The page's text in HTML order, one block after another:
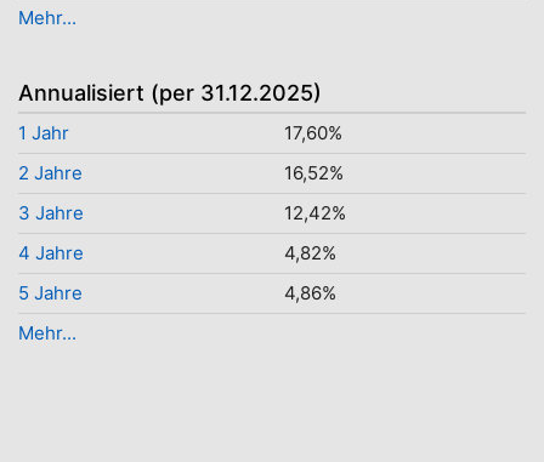
Mehr...
Annualisiert (per 31.12.2025)
1 Jahr
17,60%
2 Jahre
16,52%
3 Jahre
12,42%
4 Jahre
4,82%
5 Jahre
4,86%
Mehr...